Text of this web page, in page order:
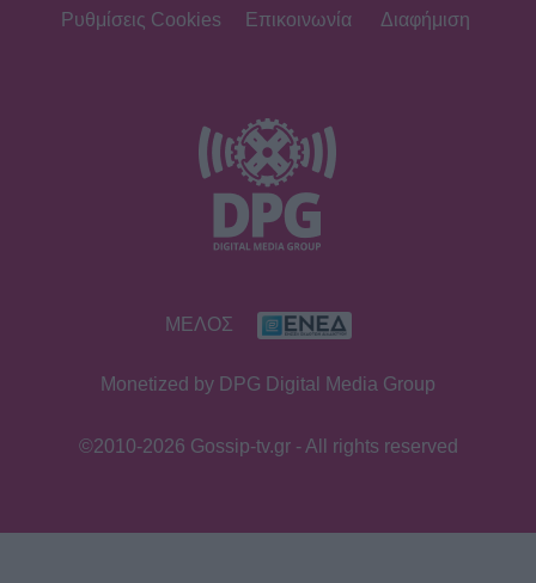
βρίσκεται σήμερα η πρώτη
Ρίκα Διαλυνά: Η διεθνής Ελληνίδα
που κατέκτησε τα πλατό, τα
καλλιστεία και τις καρδιές μας
σίγησε η βελούδινη φωνή της
Ρυθμίσεις Cookies Επικοινωνία Διαφήμιση
ΜΕΛΟΣ
Monetized by DPG Digital Media Group
©2010-2026 Gossip-tv.gr - All rights reserved